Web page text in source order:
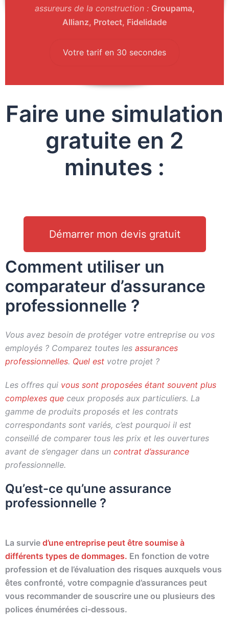
assureursde la construction : Groupama,
Allianz, Protect, Fidelidade
Votre tarif en 30 secondes
Faire une simulation
gratuite en 2
minutes :
Démarrer mon devis gratuit
Comment utiliser un
comparateur d’assurance
professionnelle ?
Vous avez besoin de protéger votre entreprise ou vos
employés ? Comparez toutes les assurances
professionnelles. Quel est votre projet ?
Les offres qui vous sont proposées étant souvent plus
complexes que ceux proposés aux particuliers. La
gamme de produits proposés et les contrats
correspondants sont variés, c’est pourquoi il est
conseillé de comparer tous les prix et les ouvertures
avant de s’engager dans un contrat d’assurance
professionnelle.
Qu’est-ce qu’une assurance
professionnelle ?
La survie d’une entreprise peut être soumise à
différents types de dommages. En fonction de votre
profession et de l’évaluation des risques auxquels vous
êtes confronté, votre compagnie d’assurances peut
vous recommander de souscrire une ou plusieurs des
polices énumérées ci-dessous.